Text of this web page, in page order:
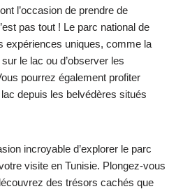
l’occasion de prendre de
pas tout ! Le parc national de
expériences uniques, comme la
le lac ou d’observer les
pourrez également profiter
depuis les belvédères situés
incroyable d’explorer le parc
visite en Tunisie. Plongez-vous
des trésors cachés que